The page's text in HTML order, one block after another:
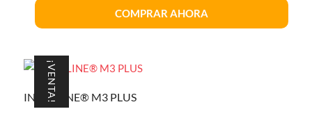
€35.00
COMPRAR AHORA
¡VENTA!
INTRALINE® M3 PLUS